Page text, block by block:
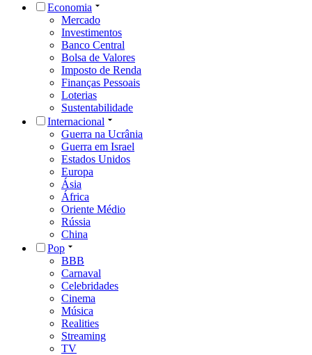
Economia
Mercado
Investimentos
Banco Central
Bolsa de Valores
Imposto de Renda
Finanças Pessoais
Loterias
Sustentabilidade
Internacional
Guerra na Ucrânia
Guerra em Israel
Estados Unidos
Europa
Ásia
África
Oriente Médio
Rússia
China
Pop
BBB
Carnaval
Celebridades
Cinema
Música
Realities
Streaming
TV